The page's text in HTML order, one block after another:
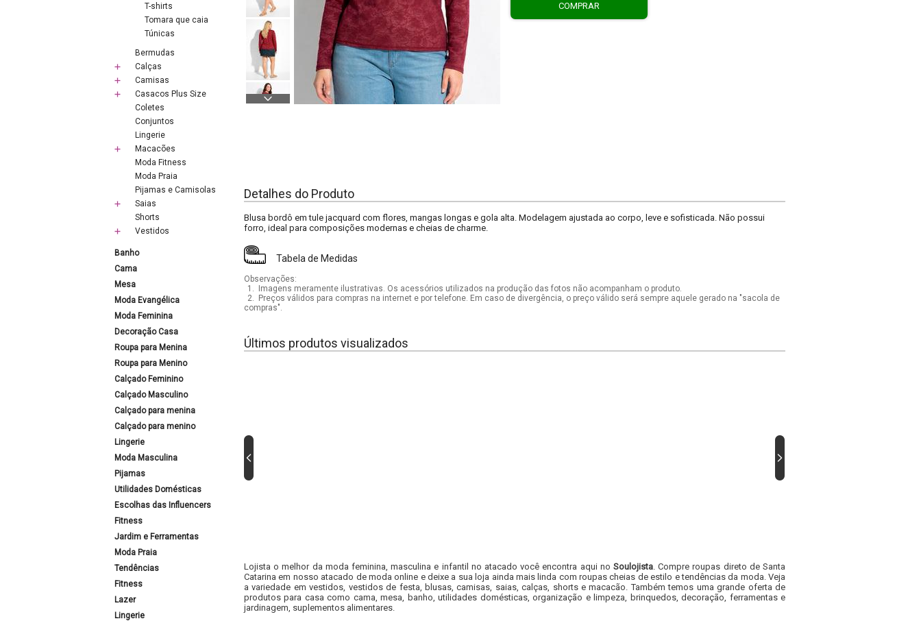
T-shirts
Tomara que caia
Túnicas
Bermudas
Calças
Camisas
Casacos Plus Size
Coletes
Conjuntos
Lingerie
Macacões
Moda Fitness
Moda Praia
Pijamas e Camisolas
Saias
Shorts
Vestidos
Banho
Cama
Mesa
Moda Evangélica
Moda Feminina
Decoração Casa
Roupa para Menina
Roupa para Menino
Calçado Feminino
Calçado Masculino
Calçado para menina
Calçado para menino
Lingerie
Moda Masculina
Pijamas
Utilidades Domésticas
Escolhas das Influencers
Fitness
Jardim e Ferramentas
Moda Praia
Tendências
Fitness
Lazer
Lingerie
COMPRAR
Detalhes do Produto
Blusa bordô em tule jacquard com flores, mangas longas e gola alta. Modelagem ajustada ao corpo, leve e sofisticada. Não possui
forro, ideal para composições modernas e cheias de charme.
Tabela de Medidas
Observações:
1.
Imagens meramente ilustrativas. Os acessórios utilizados na produção das fotos não acompanham o produto.
2.
Preços válidos para compras na internet e por telefone. Em caso de divergência, o preço válido será sempre aquele gerado na "sacola de
compras".
Últimos produtos visualizados
Lojista o melhor da moda feminina, masculina e infantil no atacado você encontra aqui no Soulojista. Compre roupas direto de Santa
Catarina em nosso atacado de moda online e deixe a sua loja ainda mais linda com roupas cheias de estilo e tendências da moda. Veja
a variedade em vestidos, vestidos de festa, blusas, camisas, saias, calças, shorts e macacão. Também temos uma grande oferta de
produtos para casa como cama, mesa, banho, utilidades domésticas, organização e limpeza, brinquedos, decoração, ferramentas e
jardinagem, suplementos alimentares.